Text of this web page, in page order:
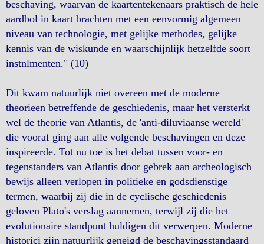
beschaving, waarvan de kaartentekenaars praktisch de hele
aardbol in kaart brachten met een eenvormig algemeen
niveau van technologie, met gelijke methodes, gelijke
kennis van de wiskunde en waarschijnlijk hetzelfde soort
instnlmenten." (10)
Dit kwam natuurlijk niet overeen met de moderne
theorieen betreffende de geschiedenis, maar het versterkt
wel de theorie van Atlantis, de 'anti-diluviaanse wereld'
die vooraf ging aan alle volgende beschavingen en deze
inspireerde. Tot nu toe is het debat tussen voor- en
tegenstanders van Atlantis door gebrek aan archeologisch
bewijs alleen verlopen in politieke en godsdienstige
termen, waarbij zij die in de cyclische geschiedenis
geloven Plato's verslag aannemen, terwijl zij die het
evolutionaire standpunt huldigen dit verwerpen. Moderne
historici zijn natuurlijk geneigd de beschavingsstandaard